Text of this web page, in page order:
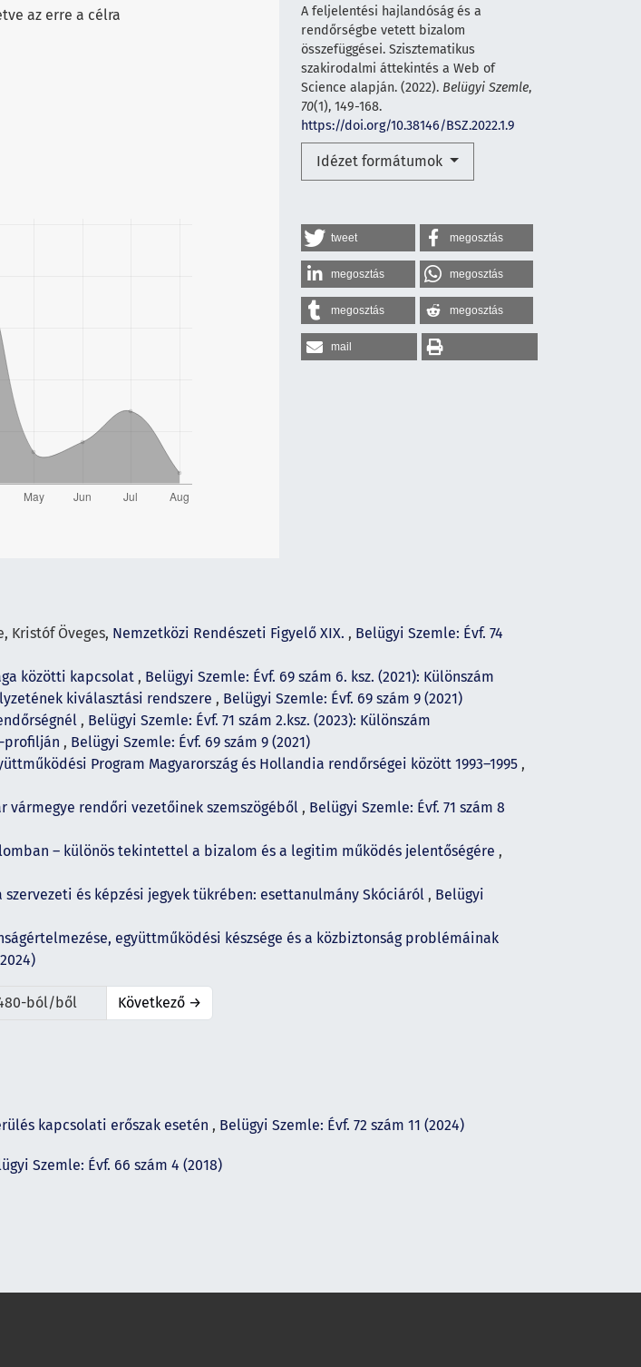
A feljelentési hajlandóság és a
rendőrségbe vetett bizalom
összefüggései. Szisztematikus
szakirodalmi áttekintés a Web of
Science alapján. (2022). Belügyi Szemle,
70(1), 149-168.
https://doi.org/10.38146/BSZ.2022.1.9
Idézet formátumok
tweet megosztás
megosztás megosztás
megosztás megosztás
mail
az erre a célra
Kristóf Öveges, Nemzetközi Rendészeti Figyelő XIX. , Belügyi Szemle: Évf. 74
közötti kapcsolat , Belügyi Szemle: Évf. 69 szám 6. ksz. (2021): Különszám
kiválasztási rendszere , Belügyi Szemle: Évf. 69 szám 9 (2021)
, Belügyi Szemle: Évf. 71 szám 2.ksz. (2023): Különszám
profilján , Belügyi Szemle: Évf. 69 szám 9 (2021)
Program Magyarország és Hollandia rendőrségei között 1993–1995 ,
vármegye rendőri vezetőinek szemszögéből , Belügyi Szemle: Évf. 71 szám 8
– különös tekintettel a bizalom és a legitim működés jelentőségére ,
és képzési jegyek tükrében: esettanulmány Skóciáról , Belügyi
együttműködési készsége és a közbiztonság problémáinak
ból/ből Következő →
kapcsolati erőszak esetén , Belügyi Szemle: Évf. 72 szám 11 (2024)
Szemle: Évf. 66 szám 4 (2018)